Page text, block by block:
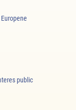
public